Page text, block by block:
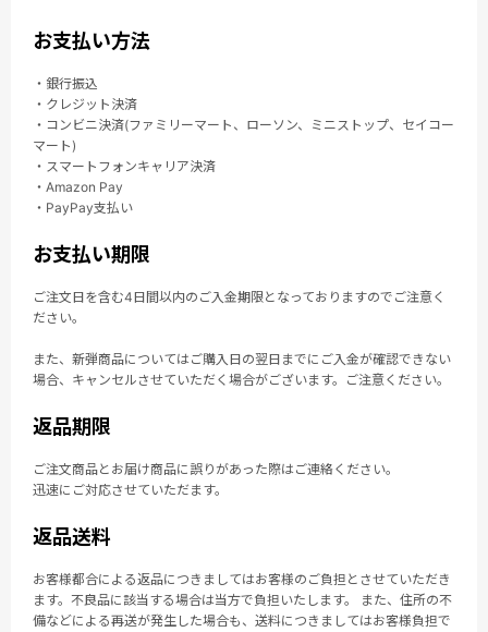
お支払い方法
・銀行振込
・クレジット決済
・コンビニ決済(ファミリーマート、ローソン、ミニストップ、セイコー
マート)
・スマートフォンキャリア決済
・Amazon Pay
・PayPay支払い
お支払い期限
ご注文日を含む4日間以内のご入金期限となっておりますのでご注意く
ださい。
また、新弾商品についてはご購入日の翌日までにご入金が確認できない
場合、キャンセルさせていただく場合がございます。ご注意ください。
返品期限
ご注文商品とお届け商品に誤りがあった際はご連絡ください。
迅速にご対応させていただます。
返品送料
お客様都合による返品につきましてはお客様のご負担とさせていただき
ます。不良品に該当する場合は当方で負担いたします。 また、住所の不
備などによる再送が発生した場合も、送料につきましてはお客様負担で